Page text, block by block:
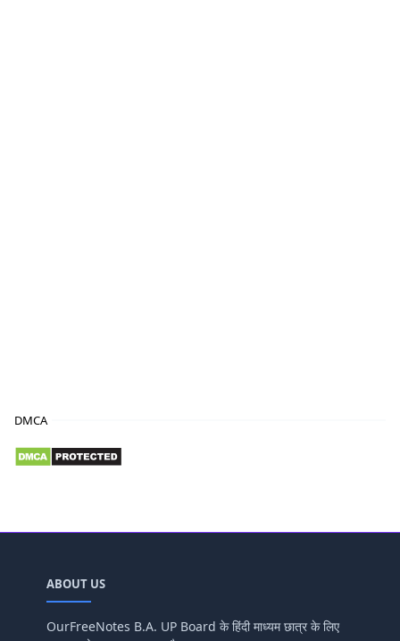
DMCA
ABOUT US
OurFreeNotes B.A. UP Board के हिंदी माध्यम छात्र के लिए